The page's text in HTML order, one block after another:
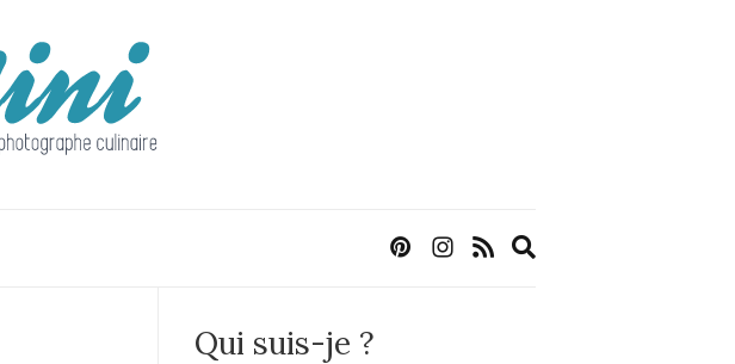
Qui suis-je ?